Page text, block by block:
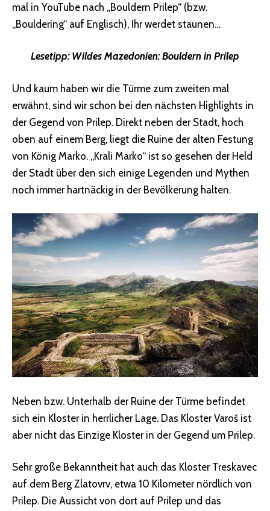
mal in YouTube nach „Bouldern Prilep“ (bzw.
„Bouldering“ auf Englisch), Ihr werdet staunen…
Lesetipp: Wildes Mazedonien: Bouldern in Prilep
Und kaum haben wir die Türme zum zweiten mal
erwähnt, sind wir schon bei den nächsten Highlights in
der Gegend von Prilep. Direkt neben der Stadt, hoch
oben auf einem Berg, liegt die Ruine der alten Festung
von König Marko. „Krali Marko“ ist so gesehen der Held
der Stadt über den sich einige Legenden und Mythen
noch immer hartnäckig in der Bevölkerung halten.
Neben bzw. Unterhalb der Ruine der Türme befindet
sich ein Kloster in herrlicher Lage. Das Kloster Varoš ist
aber nicht das Einzige Kloster in der Gegend um Prilep.
Sehr große Bekanntheit hat auch das Kloster Treskavec
auf dem Berg Zlatovrv, etwa 10 Kilometer nördlich von
Prilep. Die Aussicht von dort auf Prilep und das